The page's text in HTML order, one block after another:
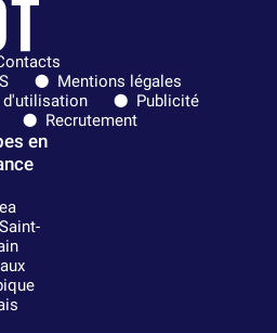
Mentions légales
d'utilisation
Publicité
Recrutement
en